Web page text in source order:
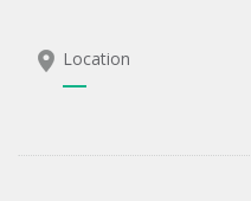
Location